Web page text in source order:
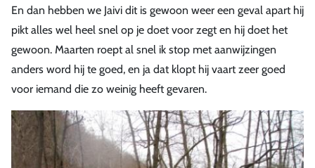
En dan hebben we Jaivi dit is gewoon weer een geval apart hij
pikt alles wel heel snel op je doet voor zegt en hij doet het
gewoon. Maarten roept al snel ik stop met aanwijzingen
anders word hij te goed, en ja dat klopt hij vaart zeer goed
voor iemand die zo weinig heeft gevaren.